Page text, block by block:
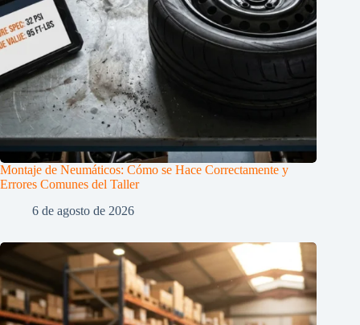
Montaje de Neumáticos: Cómo se Hace Correctamente y
Errores Comunes del Taller
6 de agosto de 2026